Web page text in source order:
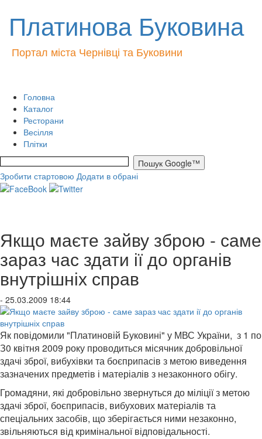
Платинова Буковина
Портал міста Чернівці та Буковини
Головна
Каталог
Ресторани
Весілля
Плітки
Зробити стартовою Додати в обрані
Якщо маєте зайву зброю - саме
зараз час здати ії до органів
внутрішніх справ
- 25.03.2009 18:44
Як повідомили "Платиновій Буковині" у МВС України, з 1 по
З0 квітня 2009 року проводиться місячник добровільної
здачі зброї, вибухівки та боєприпасів з метою виведення
зазначених предметів і матеріалів з незаконного обігу.
Громадяни, які добровільно звернуться до міліції з метою
здачі зброї, боєприпасів, вибухових матеріалів та
спеціальних засобів, що зберігається ними незаконно,
звільняються від кримінальної відповідальності.